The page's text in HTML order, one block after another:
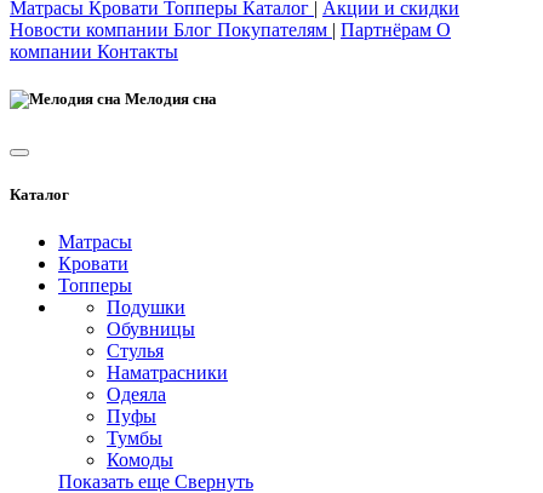
Матрасы Кровати Топперы Каталог | Акции и скидки
Новости компании Блог Покупателям | Партнёрам О
компании Контакты
Мелодия сна
Каталог
Матрасы
Кровати
Топперы
Подушки
Обувницы
Стулья
Наматрасники
Одеяла
Пуфы
Тумбы
Комоды
Показать еще Свернуть